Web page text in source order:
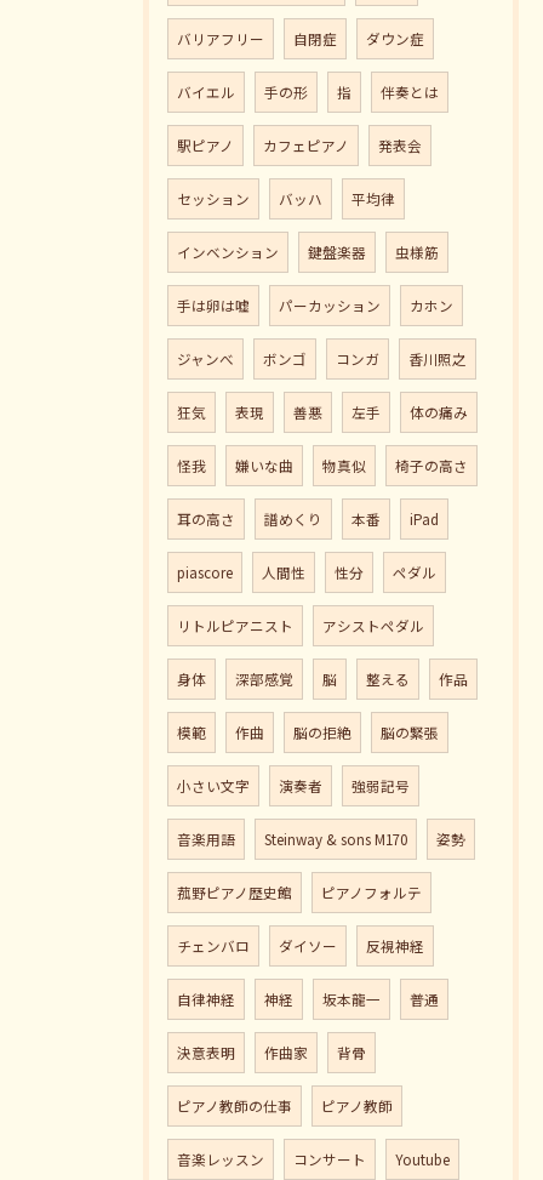
バリアフリー 自閉症 ダウン症
バイエル 手の形 指 伴奏とは
駅ピアノ カフェピアノ 発表会
セッション バッハ 平均律
インベンション 鍵盤楽器 虫様筋
手は卵は嘘 パーカッション カホン
ジャンべ ボンゴ コンガ 香川照之
狂気 表現 善悪 左手 体の痛み
怪我 嫌いな曲 物真似 椅子の高さ
耳の高さ 譜めくり 本番 iPad
piascore 人間性 性分 ペダル
リトルピアニスト アシストペダル
身体 深部感覚 脳 整える 作品
模範 作曲 脳の拒絶 脳の緊張
小さい文字 演奏者 強弱記号
音楽用語 Steinway & sons M170 姿勢
菰野ピアノ歴史館 ピアノフォルテ
チェンバロ ダイソー 反視神経
自律神経 神経 坂本龍一 普通
決意表明 作曲家 背骨
ピアノ教師の仕事 ピアノ教師
音楽レッスン コンサート Youtube